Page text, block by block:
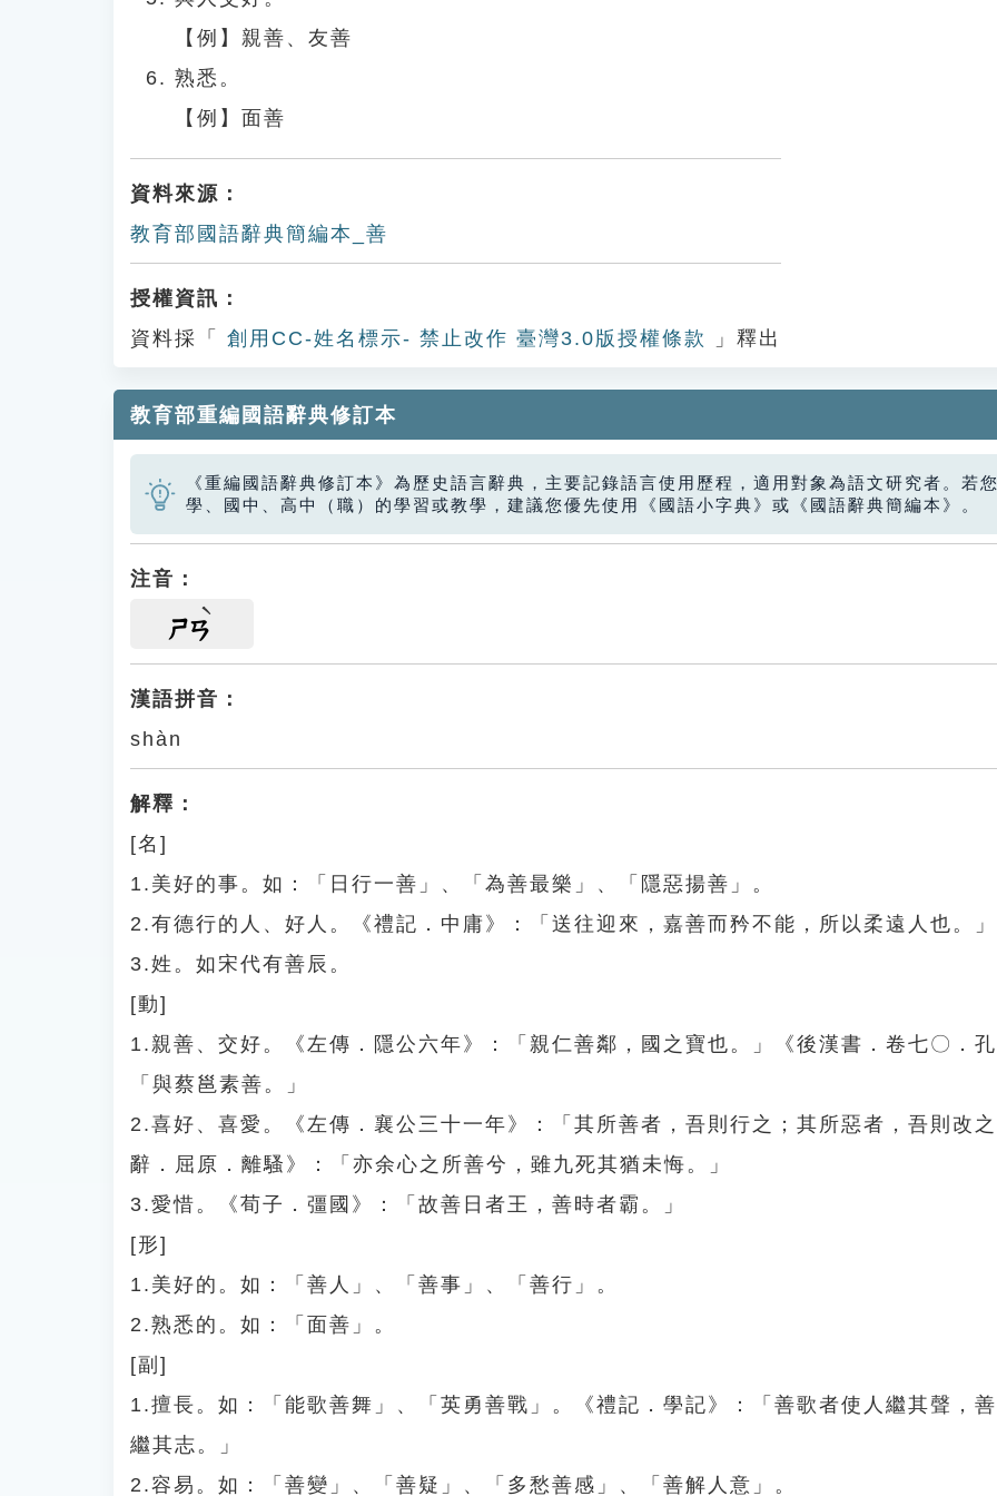
【例】親善、友善
熟悉。
【例】面善
資料來源：
教育部國語辭典簡編本_善
授權資訊：
資料採「
創用CC-姓名標示- 禁止改作 臺灣3.0版授權條款 」釋出
教育部重編國語辭典修訂本
《重編國語辭典修訂本》為歷史語言辭典，主要記錄語言使用歷程，適用對象為語文研究者。若
學、國中、高中（職）的學習或教學，建議您優先使用《國語小字典》或《國語辭典簡編本》。
注音：
ㄕㄢ
漢語拼音：
shàn
解釋：
[名]
1.美好的事。如：「日行一善」、「為善最樂」、「隱惡揚善」。
2.有德行的人、好人。《禮記．中庸》：「送往迎來，嘉善而矜不能，所以柔遠人也。」
3.姓。如宋代有善辰。
[動]
1.親善、交好。《左傳．隱公六年》：「親仁善鄰，國之寶也。」《後漢書．卷七〇．
「與蔡邕素善。」
2.喜好、喜愛。《左傳．襄公三十一年》：「其所善者，吾則行之；其所惡者，吾則改
辭．屈原．離騷》：「亦余心之所善兮，雖九死其猶未悔。」
3.愛惜。《荀子．彊國》：「故善日者王，善時者霸。」
[形]
1.美好的。如：「善人」、「善事」、「善行」。
2.熟悉的。如：「面善」。
[副]
1.擅長。如：「能歌善舞」、「英勇善戰」。《禮記．學記》：「善歌者使人繼其聲，
繼其志。」
2.容易。如：「善變」、「善疑」、「多愁善感」、「善解人意」。